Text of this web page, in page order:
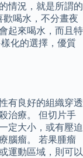
情況，就是所謂的
歡喝水，不分晝夜
起來喝水，而且特
化的選擇，優質
有良好的組織穿透
治療。 但切片手
定大小，或有壓迫
腦瘤。 若果腫瘤
運動區域，則可以